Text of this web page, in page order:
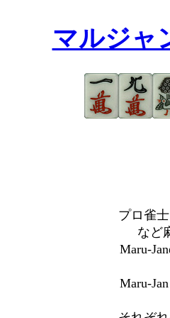
マルジャ
プロ雀
など
Maru-
Maru-